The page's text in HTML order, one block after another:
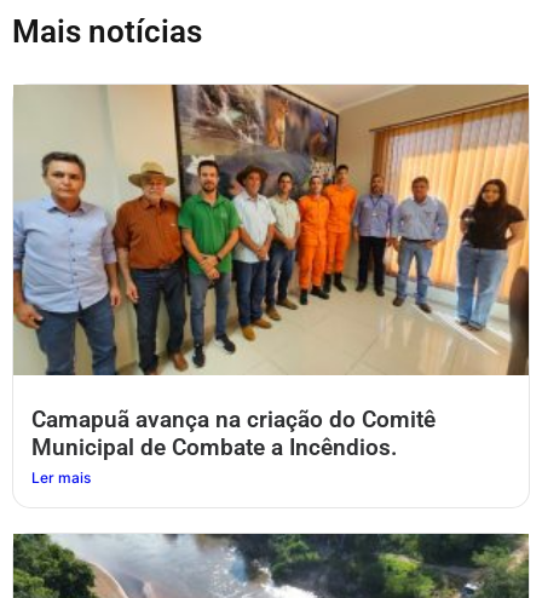
Mais notícias
Camapuã avança na criação do Comitê
Municipal de Combate a Incêndios.
Ler mais